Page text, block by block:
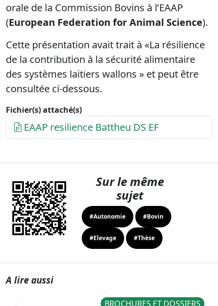
orale de la Commission Bovins à l’EAAP
(European Federation for Animal Science).
Cette présentation avait trait à «La résilience
de la contribution à la sécurité alimentaire
des systèmes laitiers wallons » et peut être
consultée ci-dessous.
Fichier(s) attaché(s)
EAAP resilience Battheu DS EF
Sur le même
sujet
#Autonomie #Bovin
#Elevage #Thèse
A lire aussi
BROCHURES ET DOSSIERS